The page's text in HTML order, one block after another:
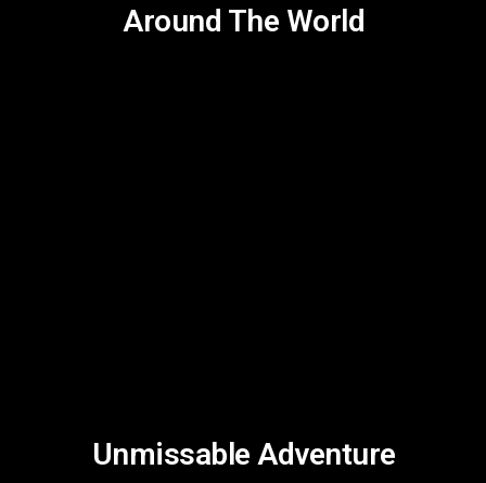
Around The World
Unmissable Adventure